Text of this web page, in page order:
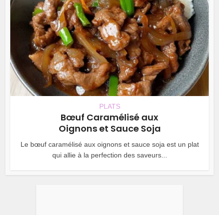
PLATS
Bœuf Caramélisé aux
Oignons et Sauce Soja
Le bœuf caramélisé aux oignons et sauce soja est un plat
qui allie à la perfection des saveurs...